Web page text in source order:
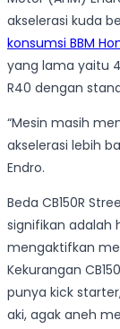
akselerasi kuda
konsumsi BBM
yang lama yaitu
R40 dengan
“Mesin masih
akselerasi lebih
Endro.
Beda CB150R
signifikan adalah
mengaktifkan
Kekurangan
punya kick
aki, agak aneh